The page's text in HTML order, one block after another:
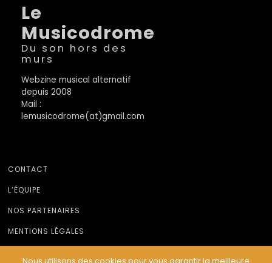
Le
Musicodrome
Du son hors des
murs
Webzine musical alternatif
depuis 2008
Mail :
lemusicodrome(at)gmail.com
CONTACT
L’ÉQUIPE
NOS PARTENAIRES
MENTIONS LÉGALES